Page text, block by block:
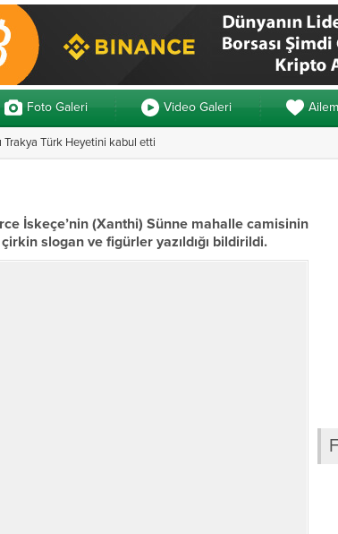
Foto Galeri Video Galeri Ailem
Trakya Türk Heyetini kabul etti
İskeçe’nin (Xanthi) Sünne mahalle camisinin
çirkin slogan ve figürler yazıldığı bildirildi.